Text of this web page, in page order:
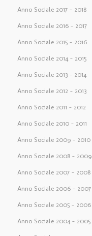
Anno Sociale 2017 – 2018
Anno Sociale 2016 – 2017
Anno Sociale 2015 – 2016
Anno Sociale 2014 – 2015
Anno Sociale 2013 – 2014
Anno Sociale 2012 – 2013
Anno Sociale 2011 – 2012
Anno Sociale 2010 – 2011
Anno Sociale 2009 – 2010
Anno Sociale 2008 – 2009
Anno Sociale 2007 – 2008
Anno Sociale 2006 – 2007
Anno Sociale 2005 – 2006
Anno Sociale 2004 – 2005